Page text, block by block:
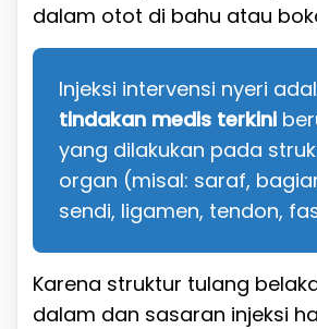
dalam otot di bahu atau
Injeksi intervensi nyeri
tindakan medis terkini
yang dilakukan pada
organ (misal: saraf,
sendi, ligamen, tendon,
Karena struktur tulang
dalam dan sasaran injeksi